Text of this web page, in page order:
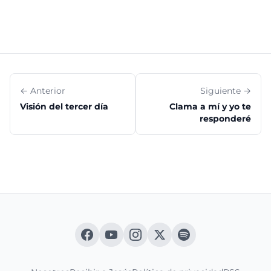
← Anterior
Visión del tercer día
Siguiente →
Clama a mí y yo te
responderé